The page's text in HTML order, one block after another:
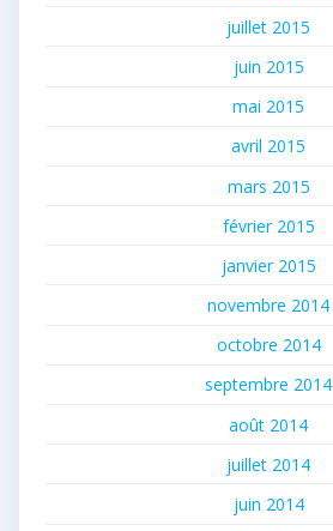
juillet 2015
juin 2015
mai 2015
avril 2015
mars 2015
février 2015
janvier 2015
novembre 2014
octobre 2014
septembre 2014
août 2014
juillet 2014
juin 2014